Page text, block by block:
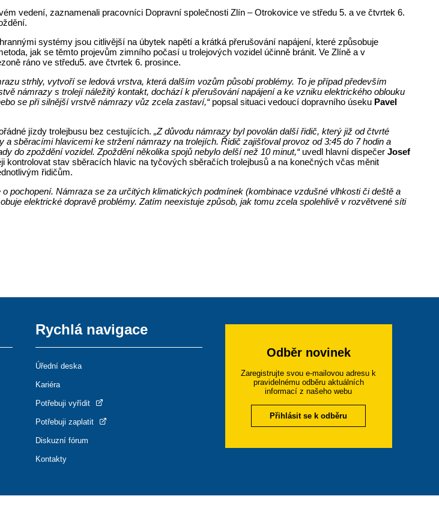
vedení, zaznamenali pracovníci Dopravní společnosti Zlín – Otrokovice ve středu 5. a ve čtvrtek 6.
systémy jsou citlivější na úbytek napětí a krátká přerušování napájení, které způsobuje
jak se těmto projevům zimního počasí u trolejových vozidel účinně bránit. Ve Zlíně a v
ráno ve středu5. ave čtvrtek 6. prosince.
strhly, vytvoří se ledová vrstva, která dalším vozům působí problémy. To je případ především
námrazy s trolejí náležitý kontakt, dochází k přerušování napájení a ke vzniku elektrického oblouku
se při silnější vrstvě námrazy vůz zcela zastaví,“popsal situaci vedoucí dopravního úseku Pavel
jízdy trolejbusu bez cestujících.„Z důvodu námrazy byl povolán další řidič, který již od čtvrté
sběracími hlavicemi ke stržení námrazy na trolejích. Řidič zajišťoval provoz od 3:45 do 7 hodin a
do zpoždění vozidel. Zpoždění několika spojů nebylo delší než 10 minut,“uvedl hlavní dispečerJosef
stav sběracích hlavic na tyčových sběračích trolejbusů a na konečných včas měnit
řidičům.
pochopení. Námraza se za určitých klimatických podmínek (kombinace vzdušné vlhkosti či deště a
elektrické dopravě problémy. Zatím neexistuje způsob, jak tomu zcela spolehlivě v rozvětvené síti
Rychlá navigace
Úřední deska
Kariéra
Potřebuji vyřídit
Potřebuji zaplatit
Diskuzní fórum
Kontakty
Odběr novinek
Zaregistrujte svou e-mailovou adresu k
pravidelnému odběru aktuálních
informací z našeho webu
Přihlásit se k odběru